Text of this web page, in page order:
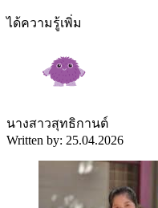
ได้ความรู้เพิ่ม
นางสาวสุทธิกานต์
Written by: 25.04.2026